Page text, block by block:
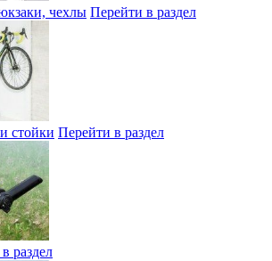
чехлы Перейти в раздел
стойки Перейти в раздел
раздел